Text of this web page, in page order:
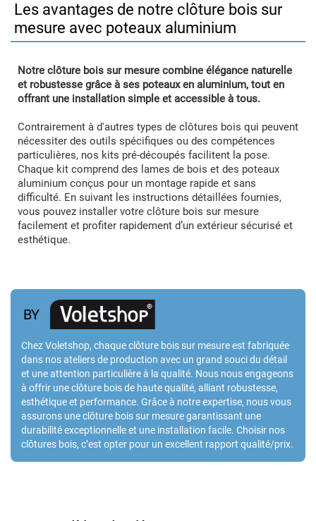
Les avantages de notre clôture bois sur
mesure avec poteaux aluminium
Notre clôture bois sur mesure combine élégance naturelle
et robustesse grâce à ses poteaux en aluminium, tout en
offrant une installation simple et accessible à tous.
Contrairement à d'autres types de clôtures bois qui peuvent
nécessiter des outils spécifiques ou des compétences
particulières, nos kits pré-découpés facilitent la pose.
Chaque kit comprend des lames de bois et des poteaux
aluminium conçus pour un montage rapide et sans
difficulté. En suivant les instructions détaillées fournies,
vous pouvez installer votre clôture bois sur mesure
facilement et profiter rapidement d’un extérieur sécurisé et
esthétique.
BY
Chez Voletshop, chaque clôture bois sur mesure est fabriquée
dans nos ateliers de production avec un grand souci du détail
et une attention particulière à la qualité. Nous nous engageons
à offrir une clôture bois de haute qualité, alliant robustesse,
esthétique et performance. Grâce à notre expertise, nous vous
assurons une clôture bois sur mesure garantissant une
durabilité exceptionnelle et une installation facile. Choisir nos
clôtures bois, c’est opter pour un excellent rapport qualité/prix.